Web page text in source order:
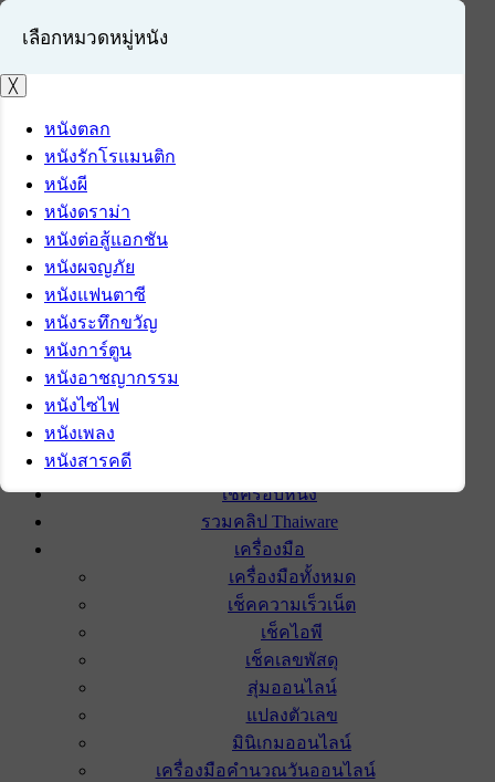
เข้าสู่ระบบ
สมัครสมาชิก
เช็ครอบหนัง
รวมคลิป Thaiware
เครื่องมือ
เครื่องมือทั้งหมด
เช็คความเร็วเน็ต
เช็คไอพี
เช็คเลขพัสดุ
สุ่มออนไลน์
แปลงตัวเลข
มินิเกมออนไลน์
เครื่องมือคำนวณวันออนไลน์
เลือกหมวดหมู่หนัง
╳
หนังตลก
หนังรักโรแมนติก
หนังผี
หนังดราม่า
หนังต่อสู้แอกชัน
หนังผจญภัย
หนังแฟนตาซี
หนังระทึกขวัญ
หนังการ์ตูน
หนังอาชญากรรม
หนังไซไฟ
หนังเพลง
หนังสารคดี